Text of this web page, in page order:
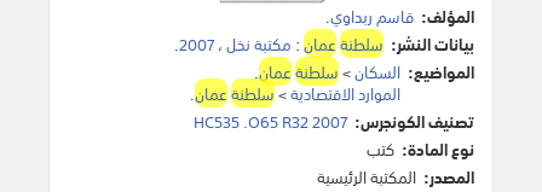
المؤلف: قاسم ربداوي.
بيانات النشر: سلطنةعمان: مكتبة نخل،2007
.
المواضيع: السكان>سلطنةعمان.
الموارد الاقتصادية>سلطنةعمان.
تصنيف الكونجرس: HC535 .O65 R32 2007
نوع المادة: كتب
المصدر: المكتبة الرئيسية